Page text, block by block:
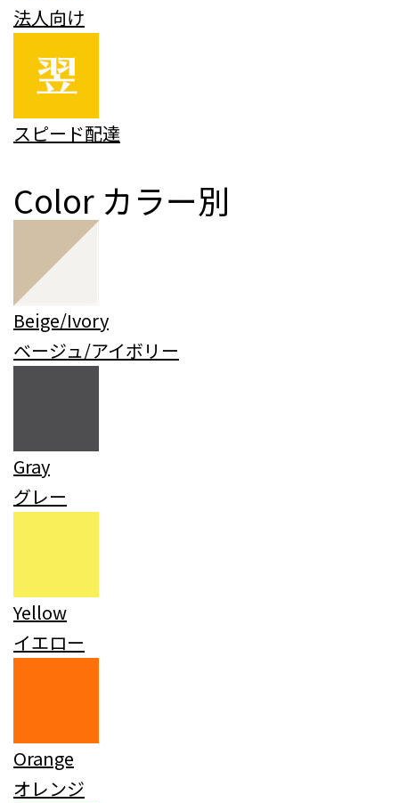
法人向け
スピード配達
Color カラー別
Beige/Ivory
ベージュ/アイボリー
Gray
グレー
Yellow
イエロー
Orange
オレンジ